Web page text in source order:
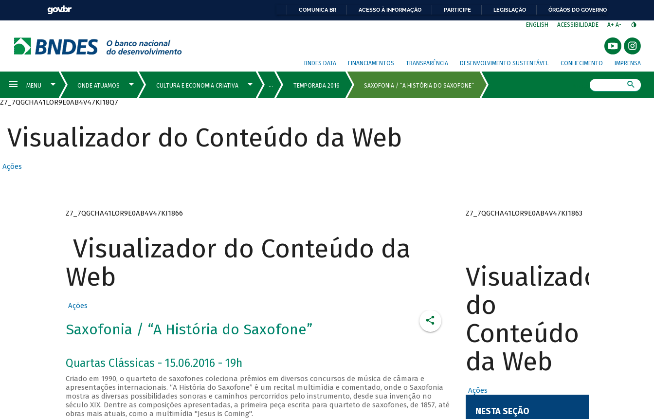
COMUNICA BR ACESSO À INFORMAÇÃO PARTICIPE LEGISLAÇÃO ÓRGÃOS DO GOVERNO
ENGLISH ACESSIBILIDADE A+ A-
BNDES DATA FINANCIAMENTOS TRANSPARÊNCIA DESENVOLVIMENTO SUSTENTÁVEL CONHECIMENTO IMPRENSA
Z7_7QGCHA41LOR9E0AB4V47KI18Q7
Visualizador do Conteúdo da Web
Ações
Z7_7QGCHA41LOR9E0AB4V47KI1866
Visualizador do Conteúdo da
Web
Ações
Saxofonia / “A História do Saxofone”
Quartas Clássicas - 15.06.2016 - 19h
Criado em 1990, o quarteto de saxofones coleciona prêmios em diversos concursos de música de câmara e
apresentações internacionais. “A História do Saxofone” é um recital multimídia e comentado, onde o Saxofonia
mostra as diversas possibilidades sonoras e caminhos percorridos pelo instrumento, desde sua invenção no
século XIX. Dentre as composições apresentadas, a primeira peça escrita para quarteto de saxofones, de 1857, até
obras mais atuais, como a multimídia "Jesus is Coming".
Z7_7QGCHA41LOR9E0AB4V47KI1863
Visualizador
do
Conteúdo
da Web
Ações
NESTA SEÇÃO